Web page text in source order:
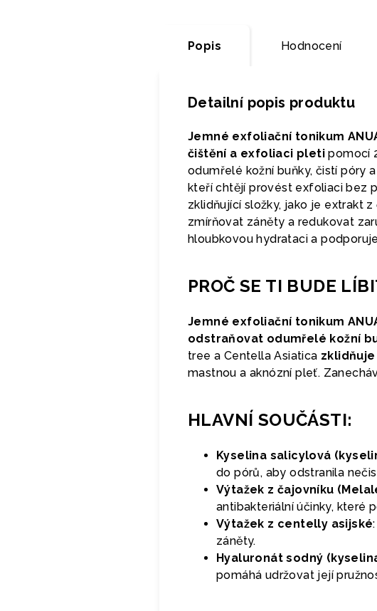
Popis Hodnocení
Detailní popis produktu
Jemné exfoliační tonikum
čištění a exfoliaci pleti pomocí
odumřelé kožní buňky, čistí póry
kteří chtějí provést exfoliaci bez
zklidňující složky, jako je extrakt
zmírňovat záněty a redukovat
hloubkovou hydrataci a
PROČ SE TI BUDE
Jemné exfoliační tonikum
odstraňovat odumřelé kožní
tree a Centella Asiatica
mastnou a aknózní pleť.
HLAVNÍ SOUČÁSTI:
Kyselina salicylová
do pórů, aby odstranila
Výtažek z čajovníku
antibakteriální účinky, které
Výtažek z centelly asijské
záněty.
Hyaluronát sodný
pomáhá udržovat její